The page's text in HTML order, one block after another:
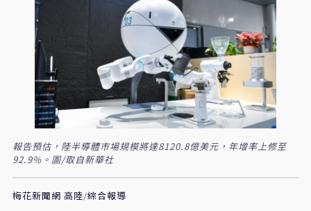
報告預估，陸半導體市場規模將達8120.8億美元，年增率上修至
92.9%。圖/取自新華社
梅花新聞網 高陸/綜合報導